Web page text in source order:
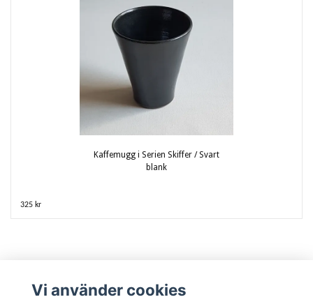
Kaffemugg i Serien Skiffer / Svart
blank
325 kr
Vi använder cookies